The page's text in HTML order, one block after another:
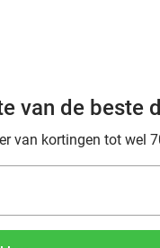
van de beste
van kortingen tot wel